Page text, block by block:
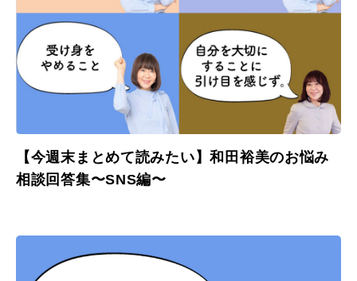
【今週末まとめて読みたい】和田裕美のお悩み
相談回答集〜SNS編〜